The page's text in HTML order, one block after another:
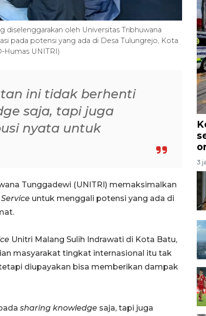
diselenggarakan oleh Universitas Tribhuwana
pada potensi yang ada di Desa Tulungrejo, Kota
Humas UNITRI)
ini tidak berhenti
saja, tapi juga
nyata untuk
Tunggadewi (UNITRI) memaksimalkan
untuk menggali potensi yang ada di
Unitri Malang Sulih Indrawati di Kota Batu,
masyarakat tingkat internasional itu tak
diupayakan bisa memberikan dampak
sharing knowledge saja, tapi juga
3